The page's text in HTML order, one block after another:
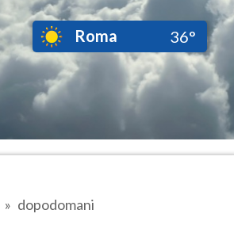
Roma 36°
dopodomani